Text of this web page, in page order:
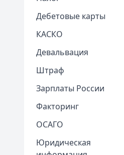
Дебетовые карты
КАСКО
Девальвация
Штраф
Зарплаты России
Факторинг
ОСАГО
Юридическая